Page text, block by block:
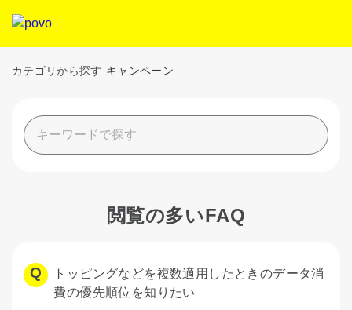
カテゴリから探す キャンペーン
閲覧の多いFAQ
トッピングなどを複数適用したときのデータ消
費の優先順位を知りたい